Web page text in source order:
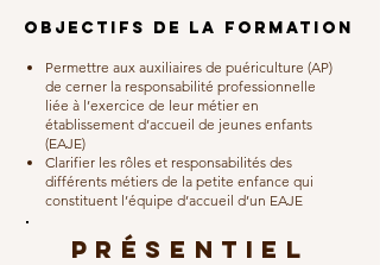
OBJECTIFS DE LA FORMATION
Permettre aux auxiliaires de puériculture (AP)
de cerner la responsabilité professionnelle
liée à l’exercice de leur métier en
établissement d’accueil de jeunes enfants
(EAJE)
Clarifier les rôles et responsabilités des
différents métiers de la petite enfance qui
constituent l’équipe d’accueil d’un EAJE
PRésentiel